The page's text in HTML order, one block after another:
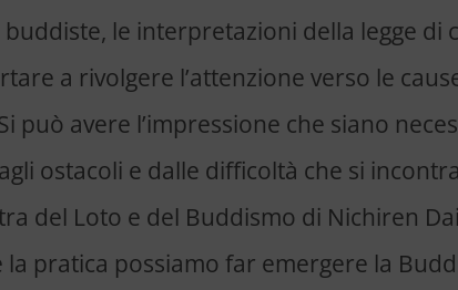
le interpretazioni della legge di
a rivolgere l’attenzione verso le
può avere l’impressione che siano
ostacoli e dalle difficoltà che si
del Loto e del Buddismo di Nichiren
pratica possiamo far emergere la